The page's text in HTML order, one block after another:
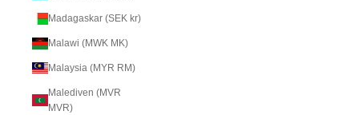
Madagaskar (SEK kr)
Malawi (MWK MK)
Malaysia (MYR RM)
Malediven (MVR
MVR)